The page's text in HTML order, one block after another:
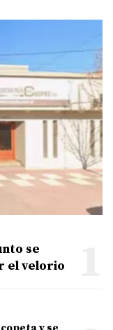
se
el velorio